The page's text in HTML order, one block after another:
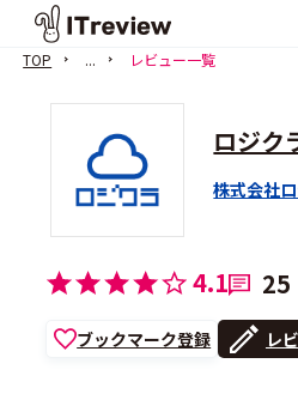
TOP ... レビュー一覧
ロジク
株式会社
4.1 25
ブックマーク登録 レ